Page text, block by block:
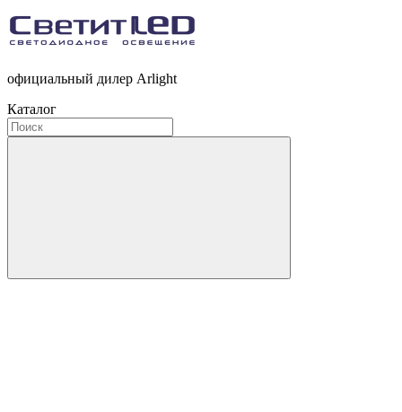
официальный дилер Arlight
Каталог